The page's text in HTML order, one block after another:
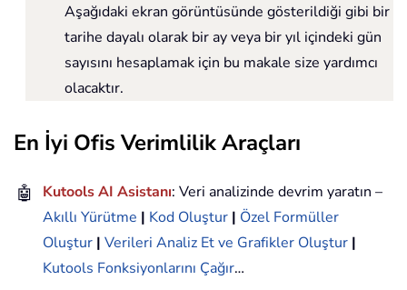
Aşağıdaki ekran görüntüsünde gösterildiği gibi bir
tarihe dayalı olarak bir ay veya bir yıl içindeki gün
sayısını hesaplamak için bu makale size yardımcı
olacaktır.
En İyi Ofis Verimlilik Araçları
🤖 Kutools AI Asistanı: Veri analizinde devrim yaratın –
Akıllı Yürütme | Kod Oluştur | Özel Formüller
Oluştur | Verileri Analiz Et ve Grafikler Oluştur |
Kutools Fonksiyonlarını Çağır…